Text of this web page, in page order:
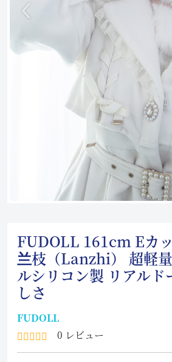
FUDOLL 161cm Eカ
兰枝（Lanzhi） 超軽
ルシリコン製 リアルド
しさ
FUDOLL
0 レビュー